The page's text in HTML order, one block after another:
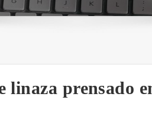
linaza prensado